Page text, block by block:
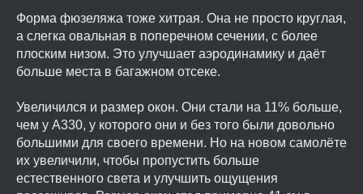
Форма фюзеляжа тоже хитрая. Она не просто круглая,
а слегка овальная в поперечном сечении, с более
плоским низом. Это улучшает аэродинамику и даёт
больше места в багажном отсеке.
Увеличился и размер окон. Они стали на 11% больше,
чем у A330, у которого они и без того были довольно
большими для своего времени. Но на новом самолёте
их увеличили, чтобы пропустить больше
естественного света и улучшить ощущения